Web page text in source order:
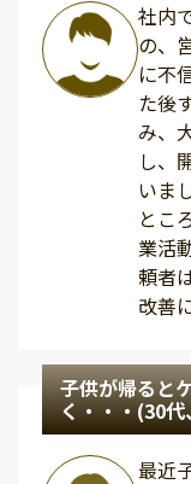
社内
の、
に不
た後
み、
し、
いま
とこ
業活
頼者
改善
子供が帰ると
く・・・(30
最近